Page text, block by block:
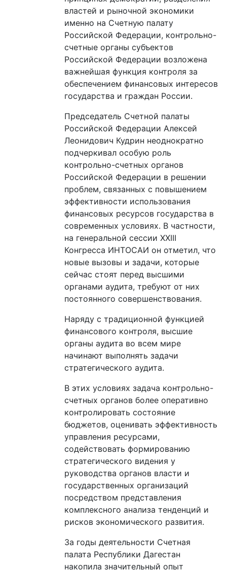
властей и рыночной экономики
именно на Счетную палату
Российской Федерации, контрольно-
счетные органы субъектов
Российской Федерации возложена
важнейшая функция контроля за
обеспечением финансовых интересов
государства и граждан России.
Председатель Счетной палаты
Российской Федерации Алексей
Леонидович Кудрин неоднократно
подчеркивал особую роль
контрольно-счетных органов
Российской Федерации в решении
проблем, связанных с повышением
эффективности использования
финансовых ресурсов государства в
современных условиях. В частности,
на генеральной сессии XXIII
Конгресса ИНТОСАИ он отметил, что
новые вызовы и задачи, которые
сейчас стоят перед высшими
органами аудита, требуют от них
постоянного совершенствования.
Наряду с традиционной функцией
финансового контроля, высшие
органы аудита во всем мире
начинают выполнять задачи
стратегического аудита.
В этих условиях задача контрольно-
счетных органов более оперативно
контролировать состояние
бюджетов, оценивать эффективность
управления ресурсами,
содействовать формированию
стратегического видения у
руководства органов власти и
государственных организаций
посредством представления
комплексного анализа тенденций и
рисков экономического развития.
За годы деятельности Счетная
палата Республики Дагестан
накопила значительный опыт